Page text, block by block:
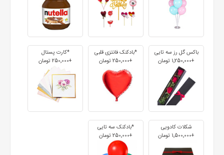
باکس گل رز سه تایی
+1٬250٬000 تومان
*بادکنک فانتزی قلبی
+250٬000 تومان
*کارت پستال
+250٬000 تومان
شکلات کادویی
+1٬500٬000 تومان
*بادکنک سه تایی
+250٬000 تومان